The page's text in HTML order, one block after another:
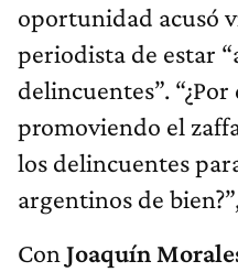
oportunidad acusó
periodista de estar
delincuentes”.
promoviendo el
los delincuentes
argentinos de
Con Joaquín